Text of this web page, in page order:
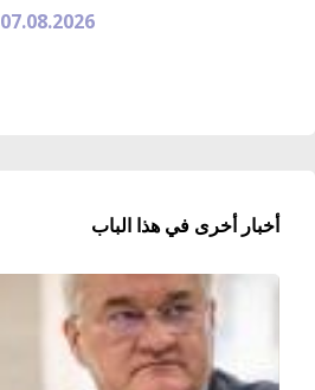
07.08.2026
أخبار أخرى في هذا الباب